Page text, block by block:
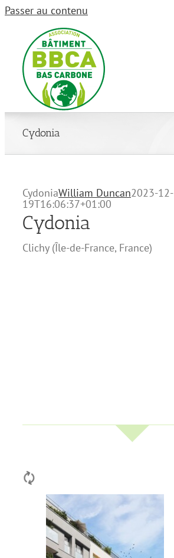
Passer au contenu
Cydonia
CydoniaWilliam Duncan2023-12-
19T16:06:37+01:00
Cydonia
Clichy(Île-de-France, France)